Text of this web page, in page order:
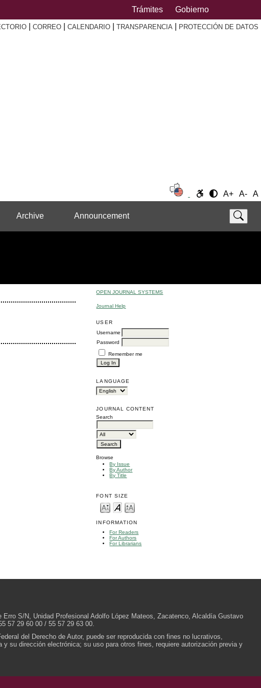
Trámites Gobierno
CORREO CALENDARIO TRANSPARENCIA PROTECCIÓN DE DATOS
A+ A- A
Archive Announcement
OPEN JOURNAL SYSTEMS
Journal Help
USER
Username
Password
Remember me
LANGUAGE
JOURNAL CONTENT
Search
Browse
By Issue
By Author
By Title
FONT SIZE
INFORMATION
For Readers
For Authors
For Librarians
S/N, Unidad Profesional Adolfo López Mateos, Zacatenco, Alcaldía Gustavo
57 29 60 00 / 55 57 29 63 00.
del Derecho de Autor, puede ser reproducida con fines no lucrativos,
su dirección electrónica; su uso para otros fines, requiere autorización previa y